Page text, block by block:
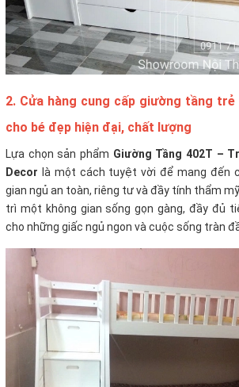
2. Cửa hàng cung cấp giường tầng
cho bé đẹp hiện đại, chất lượng
Lựa chọn sản phẩm Giường Tầng 402T –
Decor là một cách tuyệt vời để mang đến
gian ngủ an toàn, riêng tư và đầy tính thẩm
trì một không gian sống gọn gàng, đầy đủ
cho những giấc ngủ ngon và cuộc sống tràn